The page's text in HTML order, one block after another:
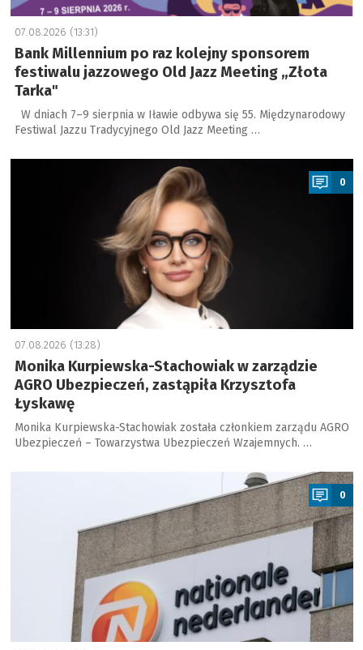
07.08.2026 (13:31)
Bank Millennium po raz kolejny sponsorem
festiwalu jazzowego Old Jazz Meeting „Złota
Tarka"
W dniach 7–9 sierpnia w Iławie odbywa się 55. Międzynarodowy
Festiwal Jazzu Tradycyjnego Old Jazz Meeting …
a
0
07.08.2026 (13:28)
Monika Kurpiewska-Stachowiak w zarządzie
AGRO Ubezpieczeń, zastąpiła Krzysztofa
Łyskawę
Monika Kurpiewska-Stachowiak została członkiem zarządu AGRO
Ubezpieczeń – Towarzystwa Ubezpieczeń Wzajemnych. …
0